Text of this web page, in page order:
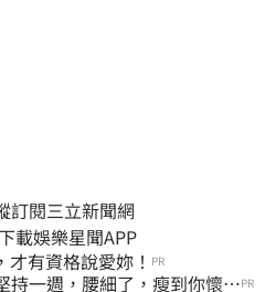
閱三立新聞網
星動態 即刻下載娛樂星聞APP
有資格說愛妳！ PR
持一週，腰細了，瘦到你懷疑PR